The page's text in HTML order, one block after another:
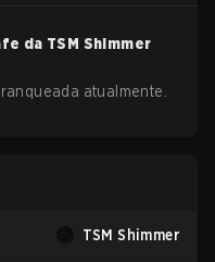
da TSM Shimmer
atualmente.
TSM Shimmer